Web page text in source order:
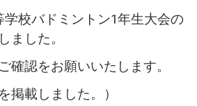
校バドミントン1年生大会の
ました。
確認をお願いいたします。
掲載しました。）